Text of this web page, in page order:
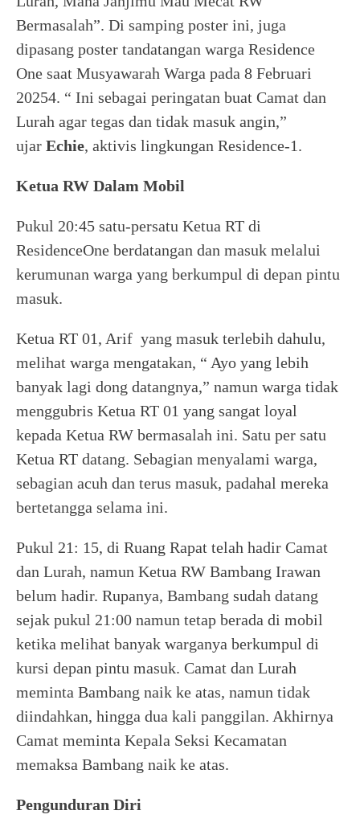
Bermasalah”. Di samping poster ini, juga
dipasang poster tandatangan warga Residence
One saat Musyawarah Warga pada 8 Februari
20254. “ Ini sebagai peringatan buat Camat dan
Lurah agar tegas dan tidak masuk angin,”
ujar Echie, aktivis lingkungan Residence-1.
Ketua RW Dalam Mobil
Pukul 20:45 satu-persatu Ketua RT di
ResidenceOne berdatangan dan masuk melalui
kerumunan warga yang berkumpul di depan pintu
masuk.
Ketua RT 01, Arif yang masuk terlebih dahulu,
melihat warga mengatakan, “ Ayo yang lebih
banyak lagi dong datangnya,” namun warga tidak
menggubris Ketua RT 01 yang sangat loyal
kepada Ketua RW bermasalah ini. Satu per satu
Ketua RT datang. Sebagian menyalami warga,
sebagian acuh dan terus masuk, padahal mereka
bertetangga selama ini.
Pukul 21: 15, di Ruang Rapat telah hadir Camat
dan Lurah, namun Ketua RW Bambang Irawan
belum hadir. Rupanya, Bambang sudah datang
sejak pukul 21:00 namun tetap berada di mobil
ketika melihat banyak warganya berkumpul di
kursi depan pintu masuk. Camat dan Lurah
meminta Bambang naik ke atas, namun tidak
diindahkan, hingga dua kali panggilan. Akhirnya
Camat meminta Kepala Seksi Kecamatan
memaksa Bambang naik ke atas.
Pengunduran Diri